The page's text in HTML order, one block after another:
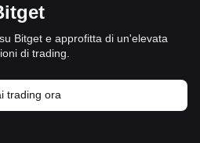
Bitget e approfitta di un'elevata
di trading.
trading ora